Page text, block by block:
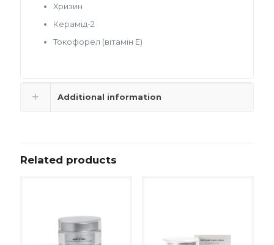
Хризин
Керамід-2
Токофорел (вітамін Е)
Additional information
Related products